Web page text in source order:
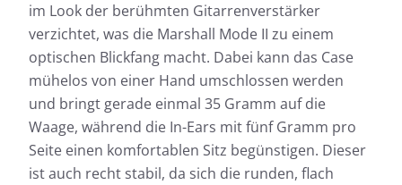
im Look der berühmten Gitarrenverstärker
verzichtet, was die Marshall Mode II zu einem
optischen Blickfang macht. Dabei kann das Case
mühelos von einer Hand umschlossen werden
und bringt gerade einmal 35 Gramm auf die
Waage, während die In-Ears mit fünf Gramm pro
Seite einen komfortablen Sitz begünstigen. Dieser
ist auch recht stabil, da sich die runden, flach